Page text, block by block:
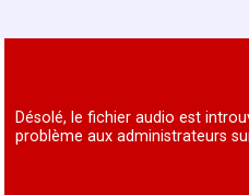
Désolé, le fichier audio est
problème aux administrateurs